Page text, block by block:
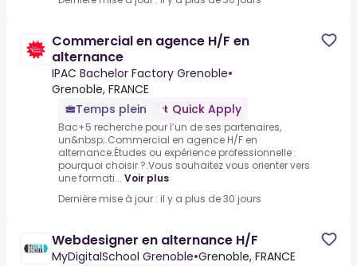
Commercial en agence H/F en
alternance
IPAC Bachelor Factory Grenoble•
Grenoble, FRANCE
Temps plein
Quick Apply
Bac+5 recherche pour l’un de ses partenaires,
un&nbsp;.Commercial en agence H/F en
alternance.Études ou expérience professionnelle :
pourquoi choisir ?.Vous souhaitez vous orienter vers
une formati... Voir plus
Dernière mise à jour : il y a plus de 30 jours
Webdesigner en alternance H/F
MyDigitalSchool Grenoble•Grenoble, FRANCE